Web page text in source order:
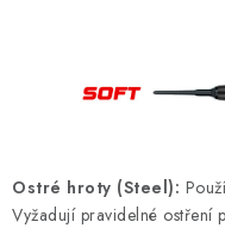
Ostré hroty (Steel):
Vyžadují pravidelné ostření